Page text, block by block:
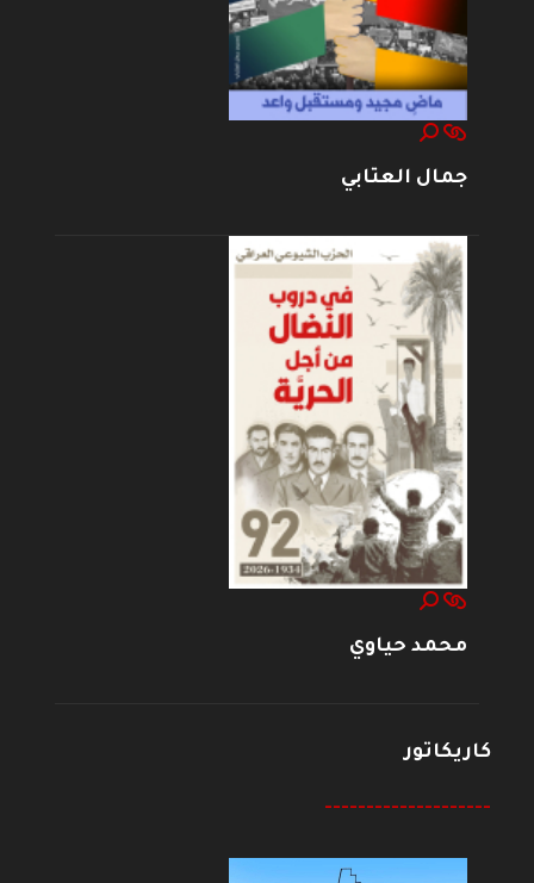
جمال العتابي
محمد حياوي
كاريكاتور
--------------------